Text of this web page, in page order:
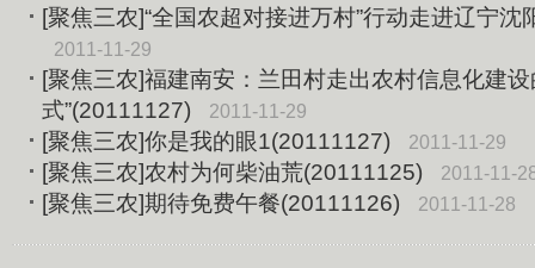
[聚焦三农]“全国农超对接进万村”行动走进辽宁
2011-11-29
[聚焦三农]福建南安：兰田村走出农村信息化建设
式”(20111127)
2011-11-29
[聚焦三农]你是我的眼1(20111127) 2011-11-29
[聚焦三农]农村为何柴油荒(20111125) 2011-11-
[聚焦三农]期待免费午餐(20111126) 2011-11-28